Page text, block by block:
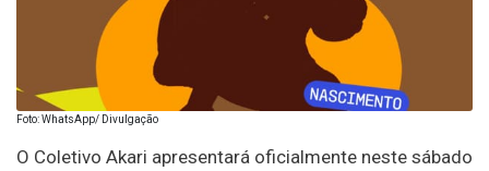
Foto: WhatsApp/ Divulgação
O Coletivo Akari apresentará oficialmente neste sábado